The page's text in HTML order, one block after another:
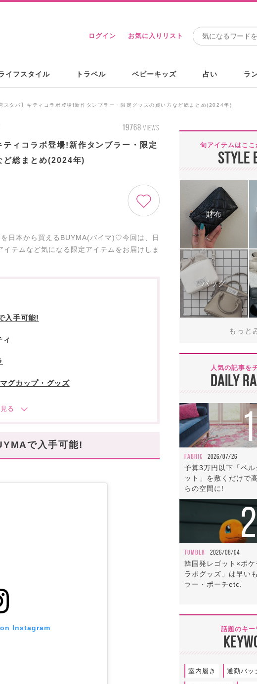
ログイン お気に入りリスト
イフスタイル トラベル ベビーキッズ 占い ラ
スタバ】キティコラボ登場!新作タンブラー・限定グッズの買い方など総まとめ(2024年)
19768 VIEWS
ティコラボ登場!新作タンブラー・限定
ど総まとめ(2024年)
日本から買えるBUYMA(バイマ)♡今回は、日
テムなど気になる限定アイテムをお届けしま
入手可能!
ィ
グカップ・グッズ
で入手可能!
Instagram
旬アイテムはここ
STYLE
財布
バッグ
もっと
人気の記事を
DAILY
1
FABRIC 2026/07/26
予算3万円以下「ペ
ット」を敷くだけで
らの空間に!
2
TUMBLR 2026/08/04
韓国発レゴット×ポケ
ラボグッズ」は早い
ラー・ポーチetc.
話題のキー
室内履き 通勤バッ